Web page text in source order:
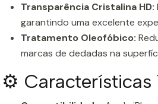
Transparência Cristalina HD:
garantindo uma excelente
Tratamento Oleofóbico:
marcas de dedadas na
⚙️ Características